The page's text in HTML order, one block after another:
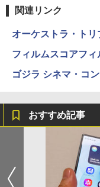
関連リンク
オーケストラ・トリ
フィルムスコアフ
ゴジラ シネマ・コ
おすすめ記事